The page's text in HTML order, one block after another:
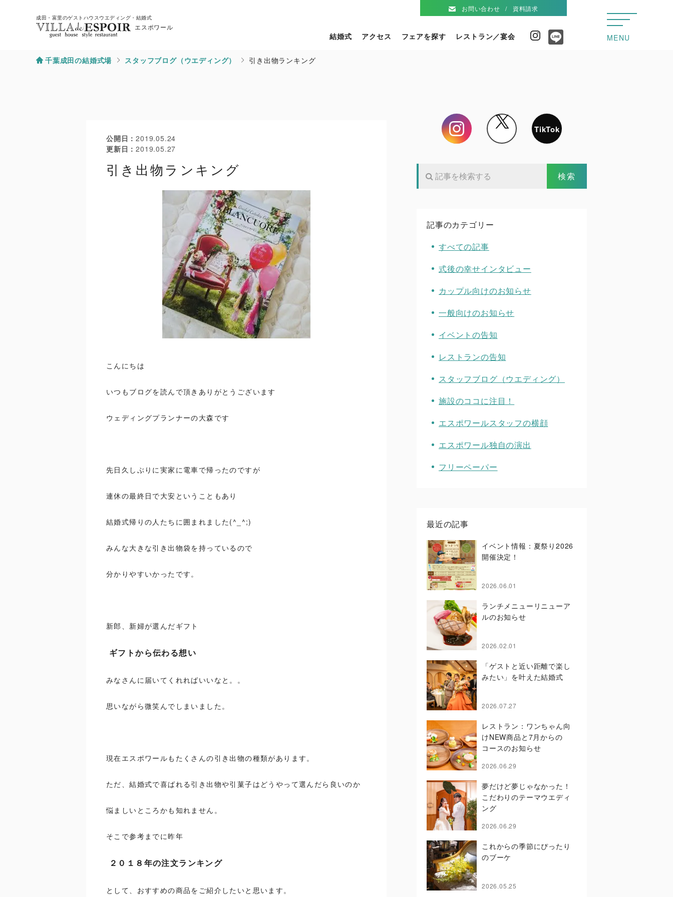
成田・富里のゲストハウスウエディング・結婚式
エスポワール
お問い合わせ 資料請求
結婚式 アクセス フェアを探す レストラン／宴会 Instagram MENU
千葉成田の結婚式場 スタッフブログ（ウエディング） 引き出物ランキング
公開日
2019.05.24
更新日
2019.05.27
引き出物ランキング
こんにちは
いつもブログを読んで頂きありがとうございます
ウェディングプランナーの大森です
先日久しぶりに実家に電車で帰ったのですが
連休の最終日で大安ということもあり
結婚式帰りの人たちに囲まれました(^_^;)
みんな大きな引き出物袋を持っているので
分かりやすいかったです。
新郎、新婦が選んだギフト
ギフトから伝わる想い
みなさんに届いてくれればいいなと。。
思いながら微笑んでしまいました。
現在エスポワールもたくさんの引き出物の種類があります。
ただ、結婚式で喜ばれる引き出物や引菓子はどうやって選んだら良いのか
悩ましいところかも知れません。
そこで参考までに昨年
２０１８年の注文ランキング
として、おすすめの商品をご紹介したいと思います。
Instagram
TikTok
記事のカテゴリー
すべての記事
式後の幸せインタビュー
カップル向けのお知らせ
一般向けのお知らせ
イベントの告知
レストランの告知
スタッフブログ（ウエディング）
施設のココに注目！
エスポワールスタッフの横顔
エスポワール独自の演出
フリーペーパー
最近の記事
イベント情報：夏祭り2026
開催決定！
2026.06.01
ランチメニューリニューア
ルのお知らせ
2026.02.01
「ゲストと近い距離で楽し
みたい」を叶えた結婚式
2026.07.27
レストラン：ワンちゃん向
けNEW商品と7月からの
コースのお知らせ
2026.06.29
夢だけど夢じゃなかった！
こだわりのテーマウエディ
ング
2026.06.29
これからの季節にぴったり
のブーケ
2026.05.25